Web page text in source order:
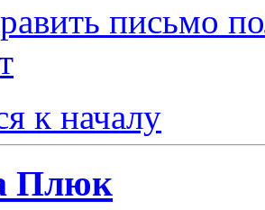
письмо
к началу
Плюк